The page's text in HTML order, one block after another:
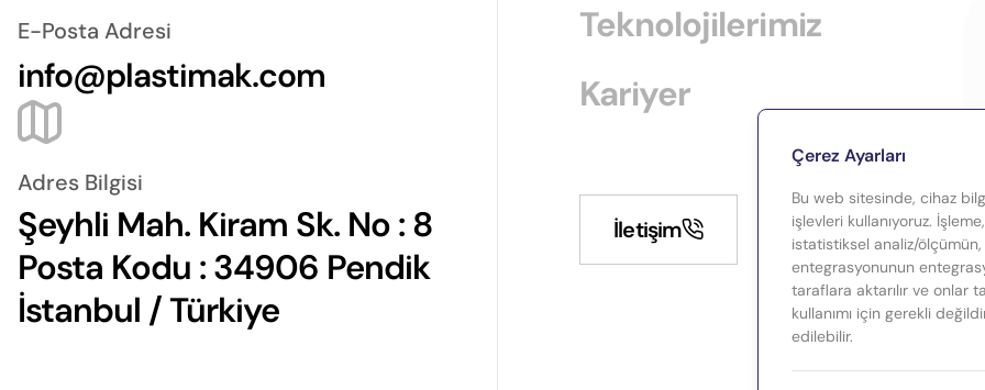
E-Posta Adresi
info@plastimak.com
Adres Bilgisi
Şeyhli Mah. Kiram Sk. No : 8
Posta Kodu : 34906 Pendik
İstanbul / Türkiye
Teknolojilerimiz
Kariyer
İletişim
Çerez Ayarları
Bu web sitesinde, cihaz
işlevleri kullanıyoruz.
istatistiksel analiz/ölçümün,
entegrasyonunun
taraflara aktarılır ve onlar
kullanımı için gerekli
edilebilir.